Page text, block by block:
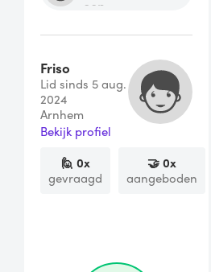
Friso
Lid sinds 5 aug.
2024
Arnhem
Bekijk profiel
🙋 0x
gevraagd
🤝0x
aangeboden